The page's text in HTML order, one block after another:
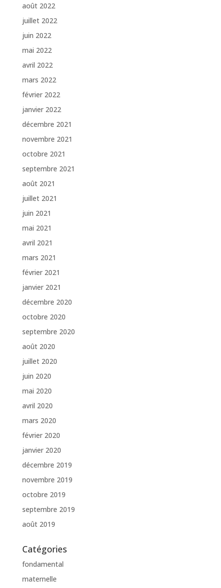
août 2022
juillet 2022
juin 2022
mai 2022
avril 2022
mars 2022
février 2022
janvier 2022
décembre 2021
novembre 2021
octobre 2021
septembre 2021
août 2021
juillet 2021
juin 2021
mai 2021
avril 2021
mars 2021
février 2021
janvier 2021
décembre 2020
octobre 2020
septembre 2020
août 2020
juillet 2020
juin 2020
mai 2020
avril 2020
mars 2020
février 2020
janvier 2020
décembre 2019
novembre 2019
octobre 2019
septembre 2019
août 2019
Catégories
fondamental
maternelle